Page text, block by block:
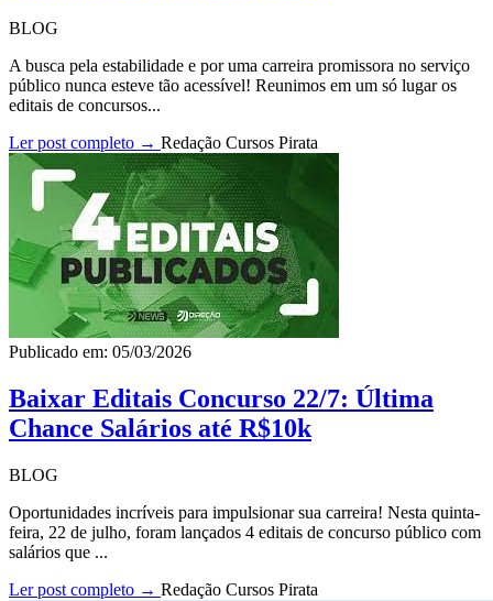
BLOG
A busca pela estabilidade e por uma carreira promissora no serviço
público nunca esteve tão acessível! Reunimos em um só lugar os
editais de concursos...
Ler post completo → Redação Cursos Pirata
Publicado em: 05/03/2026
Baixar Editais Concurso 22/7: Última
Chance Salários até R$10k
BLOG
Oportunidades incríveis para impulsionar sua carreira! Nesta quinta-
feira, 22 de julho, foram lançados 4 editais de concurso público com
salários que ...
Ler post completo → Redação Cursos Pirata